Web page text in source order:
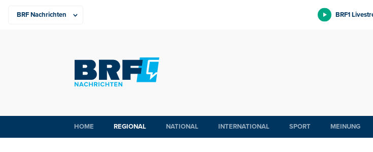
BRF1
HOME REGIONAL NATIONAL INTERNATIONAL SPORT MEINUNG